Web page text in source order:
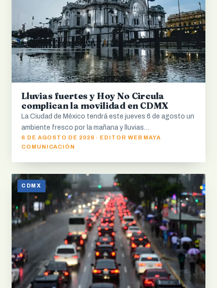
Lluvias fuertes y Hoy No Circula
complican la movilidad en CDMX
La Ciudad de México tendrá este jueves 6 de agosto un
ambiente fresco por la mañana y lluvias…
6 DE AGOSTO DE 2026 · EDITOR WEB MAYA
COMUNICACIÓN
CDMX